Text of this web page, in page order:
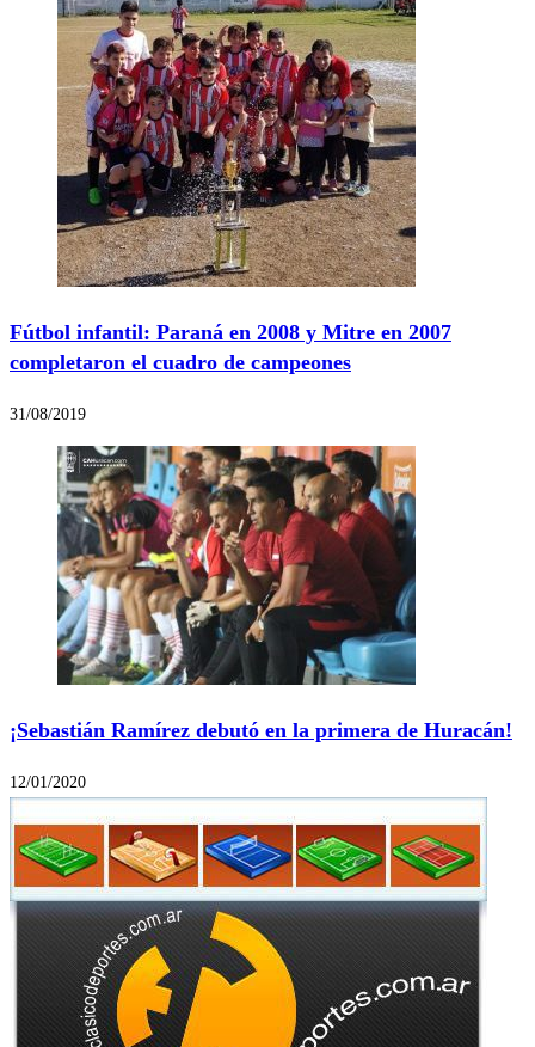
Fútbol infantil: Paraná en 2008 y Mitre en 2007
completaron el cuadro de campeones
31/08/2019
¡Sebastián Ramírez debutó en la primera de Huracán!
12/01/2020